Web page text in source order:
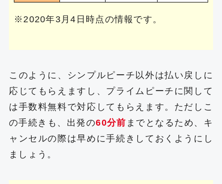
※2020年3月4日時点の情報です。
このように、シンプルピーチ以外は払い戻しに
応じてもらえますし、プライムピーチに関して
は手数料無料で対応してもらえます。ただしこ
の手続きも、出発の60分前 までとなるため、キ
ャンセルの際は早めに手続きしておくようにし
ましょう。